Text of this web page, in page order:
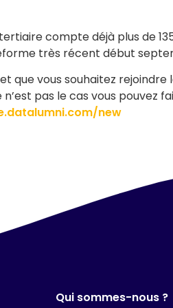
compte déjà plus de
très récent début
que vous souhaitez
pas le cas vous pouvez
new
Qui sommes-nous ?